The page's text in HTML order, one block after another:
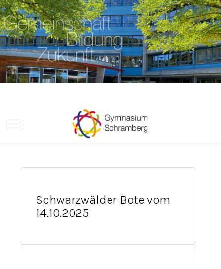
Mobile Menu Toggle
Schwarzwälder Bote vom
14.10.2025